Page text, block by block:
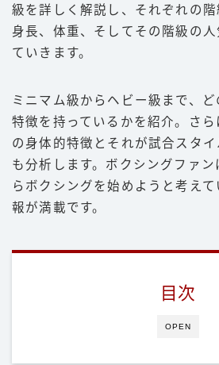
豆知識
階級
PFP
減量
パンチ力
喧嘩
運営者情報
級を詳しく解説し、それぞれの
身長、体重、そしてその階級の
ていきます。
ミニマム級からヘビー級まで、
特徴を持っているかを紹介。さ
の身体的特徴とそれが試合スタ
も分析します。ボクシングファ
らボクシングを始めようと考え
報が満載です。
OPEN
目次